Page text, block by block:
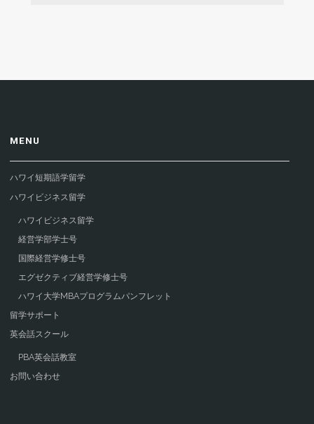
MENU
ハワイ短期語学留学
ハワイビジネス留学
ハワイビジネス留学
経営学部学士号
国際経営学修士号
エグゼクティブ経営学修士号
ハワイ大学MBAプログラムパンフレット
留学サポート
英会話スクール
PBA英会話教室
お問い合わせ